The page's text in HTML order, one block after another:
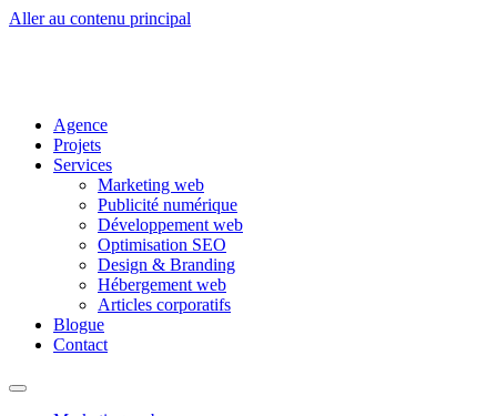
Aller au contenu principal
Agence
Projets
Services
Marketing web
Publicité numérique
Développement web
Optimisation SEO
Design & Branding
Hébergement web
Articles corporatifs
Blogue
Contact